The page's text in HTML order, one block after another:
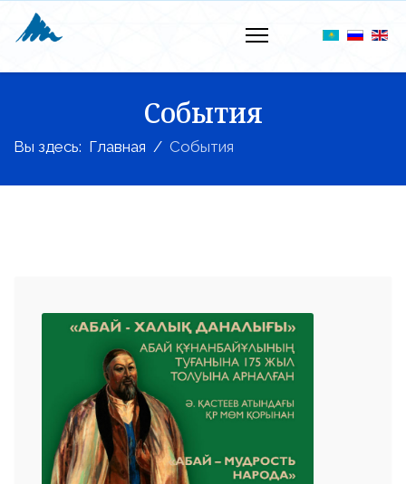
События
Вы здесь: Главная События